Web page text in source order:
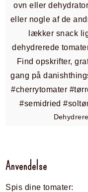
Anvendelse
Spis dine tomater: